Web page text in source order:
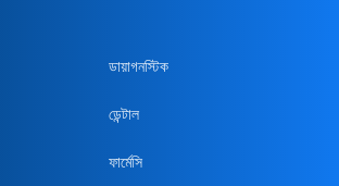
ডায়াগনস্টিক
ডেন্টাল
ফার্মেসি